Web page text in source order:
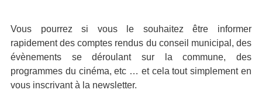
Vous pourrez si vous le souhaitez être informer
rapidement des comptes rendus du conseil municipal, des
évènements se déroulant sur la commune, des
programmes du cinéma, etc … et cela tout simplement en
vous inscrivant à la newsletter.